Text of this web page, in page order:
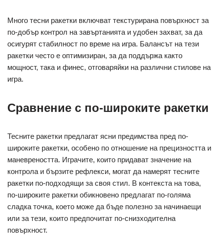
Много тесни ракетки включват текстурирана повърхност за
по-добър контрол на завъртанията и удобен захват, за да
осигурят стабилност по време на игра. Балансът на тези
ракетки често е оптимизиран, за да поддържа както
мощност, така и финес, отговаряйки на различни стилове на
игра.
Сравнение с по-широките ракетки
Тесните ракетки предлагат ясни предимства пред по-
широките ракетки, особено по отношение на прецизността и
маневреността. Играчите, които придават значение на
контрола и бързите рефлекси, могат да намерят тесните
ракетки по-подходящи за своя стил. В контекста на това,
по-широките ракетки обикновено предлагат по-голяма
сладка точка, което може да бъде полезно за начинаещи
или за тези, които предпочитат по-снизходителна
повърхност.